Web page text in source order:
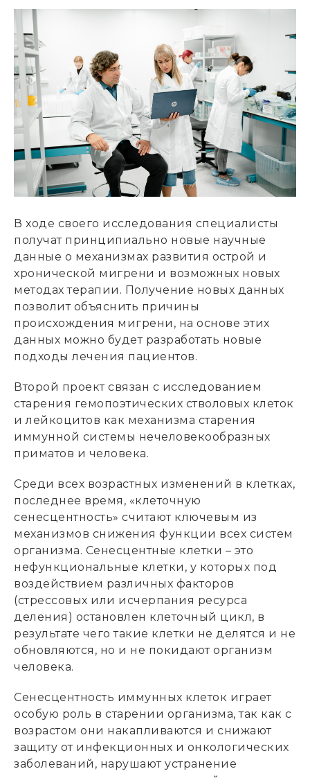
В ходе своего исследования специалисты
получат принципиально новые научные
данные о механизмах развития острой и
хронической мигрени и возможных новых
методах терапии. Получение новых данных
позволит объяснить причины
происхождения мигрени, на основе этих
данных можно будет разработать новые
подходы лечения пациентов.
Второй проект связан с исследованием
старения гемопоэтических стволовых клеток
и лейкоцитов как механизма старения
иммунной системы нечеловекообразных
приматов и человека.
Среди всех возрастных изменений в клетках,
последнее время, «клеточную
сенесцентность» считают ключевым из
механизмов снижения функции всех систем
организма. Сенесцентные клетки – это
нефункциональные клетки, у которых под
воздействием различных факторов
(стрессовых или исчерпания ресурса
деления) остановлен клеточный цикл, в
результате чего такие клетки не делятся и не
обновляются, но и не покидают организм
человека.
Сенесцентность иммунных клеток играет
особую роль в старении организма, так как с
возрастом они накапливаются и снижают
защиту от инфекционных и онкологических
заболеваний, нарушают устранение